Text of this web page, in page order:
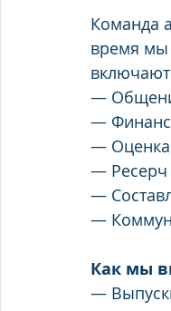
Команда
время мы
—
—
— Оценка
— Ресерч
—
—
Как мы
—